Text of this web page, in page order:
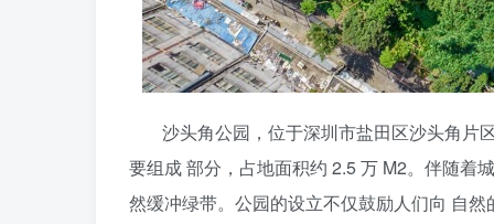
沙头角公园，位于深圳市盐田区沙头角片
要组成 部分，占地面积约 2.5 万 M2。伴随着
然缓冲绿带。公园的设立不仅鼓励人们向 自